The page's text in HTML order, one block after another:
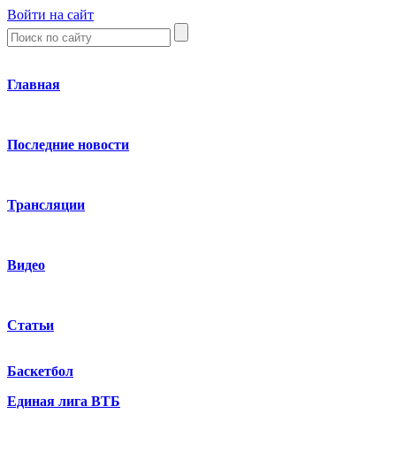
Войти на сайт
Главная
Последние новости
Трансляции
Видео
Статьи
Баскетбол
Единая лига ВТБ